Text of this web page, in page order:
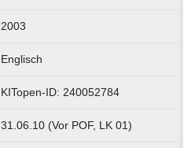
2003
Englisch
KITopen-ID: 240052784
31.06.10 (Vor POF, LK 01)